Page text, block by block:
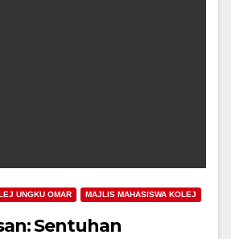
UNGKU OMAR MAJLIS MAHASISWA KOLEJ
Sentuhan